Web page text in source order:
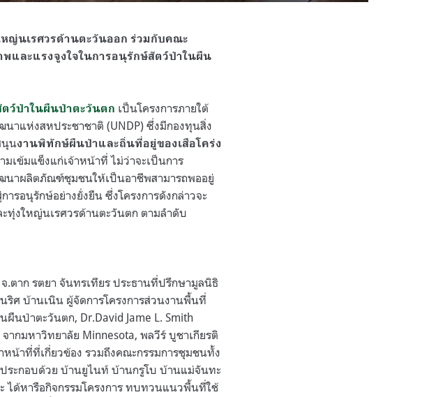
ญ่นเรศวรด้านตะวันออก ร่วมกับคณะ
และแรงจูงใจในการอนุรักษ์สัตว์ป่าในผืน
ตว์ป่าในผืนป่าตะวันตก เป็นโครงการภายใต้
าแห่งสหประชาชาติ (UNDP) ซึ่งมีกองทุนสิ่ง
นุนงานพิทักษ์ผืนป่าและถิ่นที่อยู่ของเสือโคร่ง
เข้มแข็งแก่เจ้าหน้าที่ ไม่ว่าจะเป็นการ
นาผลิตภัณฑ์ชุมชนให้เป็นอาชีพสามารถพออยู่
รอนุรักษ์อย่างยั่งยืน ซึ่งโครงการดังกล่าวจะ
ทุ่งใหญ่นเรศวรด้านตะวันตก ตามลำดับ
ตาก รตยา จันทรเทียร ประธานที่ปรึกษามูลนิธิ
ริศ บ้านเนิน ผู้จัดการโครงการส่วนงานพื้นที่
นป่าตะวันตก, Dr.David Jame L. Smith
ากมหาวิทยาลัย Minnesota, พลวีร์ บูชาเกียรติ
น้าที่ที่เกี่ยวข้อง รวมถึงคณะกรรมการชุมชนทั้ง
ระกอบด้วย บ้านยูไนท์ บ้านกรูโบ บ้านแม่จันทะ
ได้หารือกิจกรรมโครงการ ทบทวนแนวพื้นที่ใช้